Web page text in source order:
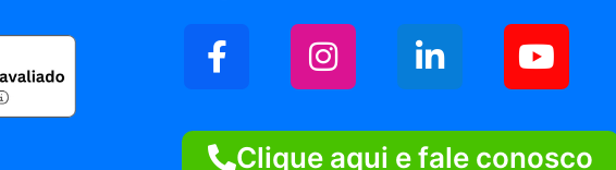
Clique aqui e fale conosco